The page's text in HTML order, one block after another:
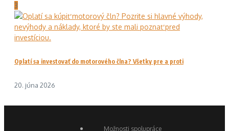
3
Oplatí sa investovať do motorového člna? Všetky pre a proti
20. júna 2026
Možnosti spolupráce